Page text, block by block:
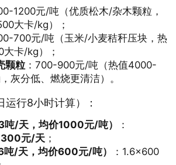
1200元/吨（优质松木/杂木颗粒，
大卡/kg）；
700元/吨（玉米/小麦秸秆压块，热
卡/kg）；
颗粒 ：700-900元/吨（热值4000-
灰分低、燃烧更清洁）。
运行8小时计算）：
吨/天，均价1000元/吨）
：
元/天 ；
吨/天，均价600元/吨）
：1.6×600